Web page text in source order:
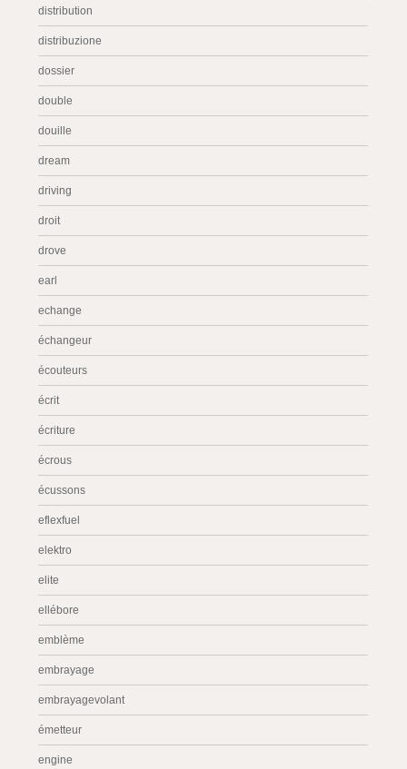
distribution
distribuzione
dossier
double
douille
dream
driving
droit
drove
earl
echange
échangeur
écouteurs
écrit
écriture
écrous
écussons
eflexfuel
elektro
elite
ellébore
emblème
embrayage
embrayagevolant
émetteur
engine